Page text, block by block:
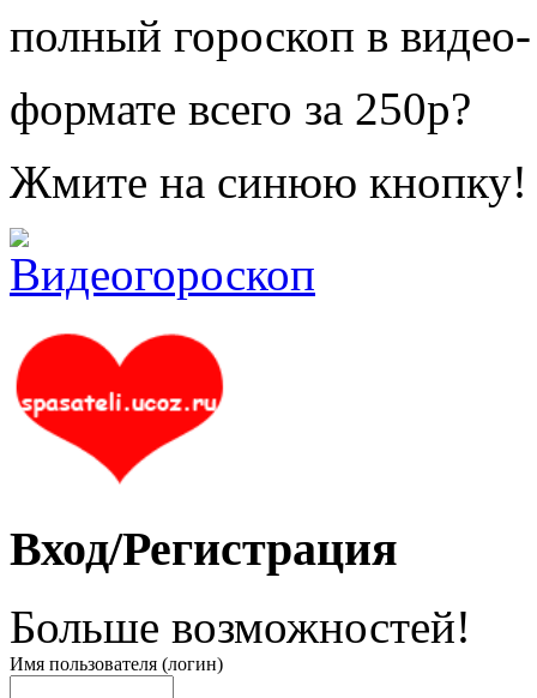
полный гороскоп в видео-
формате всего за 250р?
Жмите на синюю кнопку!
Вход/Регистрация
Больше возможностей!
Имя пользователя (логин)